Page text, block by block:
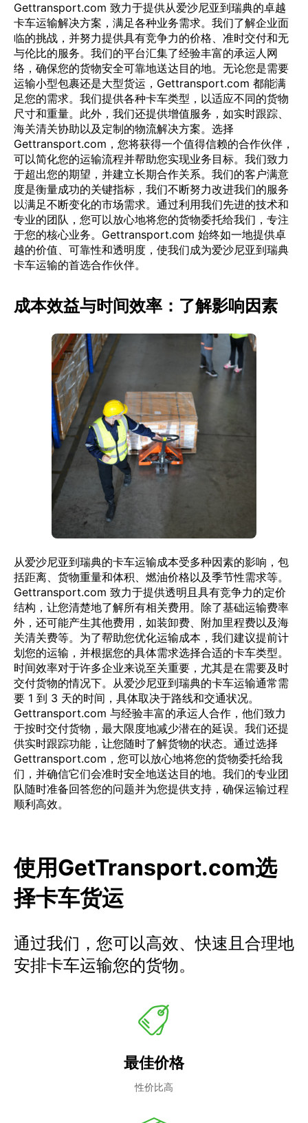
Gettransport.com 致力于提供从爱沙尼亚到瑞典的卓越
卡车运输解决方案，满足各种业务需求。我们了解企业面
临的挑战，并努力提供具有竞争力的价格、准时交付和无
与伦比的服务。我们的平台汇集了经验丰富的承运人网
络，确保您的货物安全可靠地送达目的地。无论您是需要
运输小型包裹还是大型货运，Gettransport.com 都能满
足您的需求。我们提供各种卡车类型，以适应不同的货物
尺寸和重量。此外，我们还提供增值服务，如实时跟踪、
海关清关协助以及定制的物流解决方案。选择
Gettransport.com，您将获得一个值得信赖的合作伙伴，
可以简化您的运输流程并帮助您实现业务目标。我们致力
于超出您的期望，并建立长期合作关系。我们的客户满意
度是衡量成功的关键指标，我们不断努力改进我们的服务
以满足不断变化的市场需求。通过利用我们先进的技术和
专业的团队，您可以放心地将您的货物委托给我们，专注
于您的核心业务。Gettransport.com 始终如一地提供卓
越的价值、可靠性和透明度，使我们成为爱沙尼亚到瑞典
卡车运输的首选合作伙伴。
成本效益与时间效率：了解影响因素
从爱沙尼亚到瑞典的卡车运输成本受多种因素的影响，包
括距离、货物重量和体积、燃油价格以及季节性需求等。
Gettransport.com 致力于提供透明且具有竞争力的定价
结构，让您清楚地了解所有相关费用。除了基础运输费率
外，还可能产生其他费用，如装卸费、附加里程费以及海
关清关费等。为了帮助您优化运输成本，我们建议提前计
划您的运输，并根据您的具体需求选择合适的卡车类型。
时间效率对于许多企业来说至关重要，尤其是在需要及时
交付货物的情况下。从爱沙尼亚到瑞典的卡车运输通常需
要 1 到 3 天的时间，具体取决于路线和交通状况。
Gettransport.com 与经验丰富的承运人合作，他们致力
于按时交付货物，最大限度地减少潜在的延误。我们还提
供实时跟踪功能，让您随时了解货物的状态。通过选择
Gettransport.com，您可以放心地将您的货物委托给我
们，并确信它们会准时安全地送达目的地。我们的专业团
队随时准备回答您的问题并为您提供支持，确保运输过程
顺利高效。
使用GetTransport.com选
择卡车货运
通过我们，您可以高效、快速且合理地
安排卡车运输您的货物。
最佳价格
性价比高